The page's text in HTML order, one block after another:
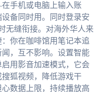
手机或电脑上输入账
备同时用。同时登录安
无缝衔接。对海外华人来
你在咖啡馆用笔记本追
，互不影响。设置智能
用影音加速模式，它会
狐视频，降低游戏干
数据上限，持续播放高